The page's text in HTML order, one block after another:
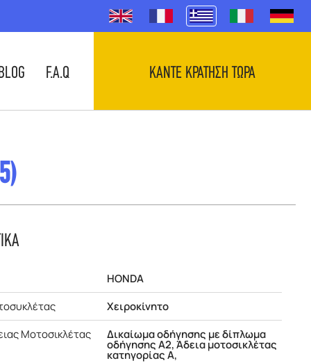
BLOG F.A.Q ΚΑΝΤΕ ΚΡΑΤΗΣΗ ΤΩΡΑ
HONDA
Χειροκίνητο
Μοτοσικλέτας
Δικαίωμα οδήγησης με δίπλωμα
οδήγησης Α2, Άδεια μοτοσικλέτας
κατηγορίας Α,